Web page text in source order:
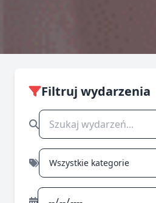
Filtruj wydarzenia